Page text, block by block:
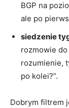
BGP na
ale po
siedzenie
rozmowie
rozumienie,
po kolei?”.
Dobrym filtrem